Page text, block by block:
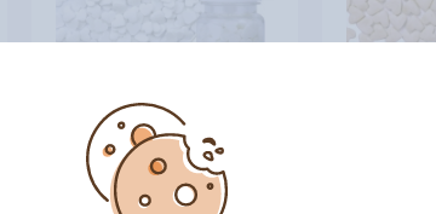
CUKROWE DEKORKI
SERDUSZKA BIAŁE - 30G
cena: 6,49 zł